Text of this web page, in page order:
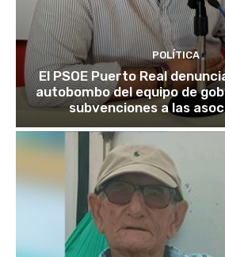
POLÍTICA
El PSOE Puerto Real
autobombo del equipo de
subvenciones a las